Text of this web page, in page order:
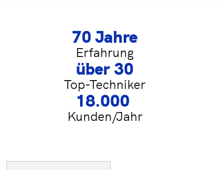
Erfahrung
70 Jahre
Top-Techniker
über 30
Kunden/Jahr
18.000